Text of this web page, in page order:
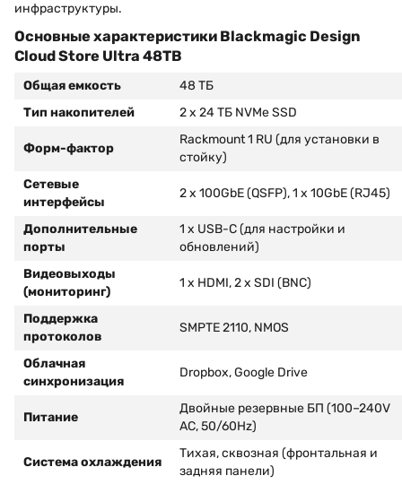
инфраструктуры.
Основные характеристики Blackmagic Design
Cloud Store Ultra 48TB
Общая емкость
48 ТБ
Тип накопителей
2 x 24 ТБ NVMe SSD
Форм-фактор
Rackmount 1 RU (для установки в
стойку)
Сетевые
интерфейсы
2 x 100GbE (QSFP), 1 x 10GbE (RJ45)
Дополнительные
порты
1 x USB-C (для настройки и
обновлений)
Видеовыходы
(мониторинг)
1 x HDMI, 2 x SDI (BNC)
Поддержка
протоколов
SMPTE 2110, NMOS
Облачная
синхронизация
Dropbox, Google Drive
Питание
Двойные резервные БП (100–240V
AC, 50/60Hz)
Система охлаждения
Тихая, сквозная (фронтальная и
задняя панели)